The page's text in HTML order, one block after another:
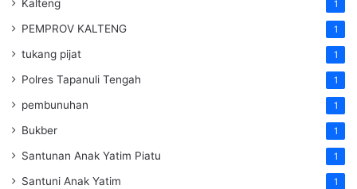
Kalteng 1
PEMPROV KALTENG 1
tukang pijat 1
Polres Tapanuli Tengah 1
pembunuhan 1
Bukber 1
Santunan Anak Yatim Piatu 1
Santuni Anak Yatim 1